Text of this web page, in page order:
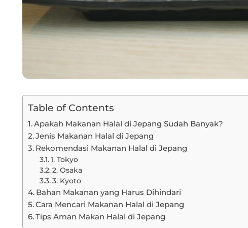
Table of Contents
Apakah Makanan Halal di Jepang Sudah Banyak?
Jenis Makanan Halal di Jepang
Rekomendasi Makanan Halal di Jepang
1. Tokyo
2. Osaka
3. Kyoto
Bahan Makanan yang Harus Dihindari
Cara Mencari Makanan Halal di Jepang
Tips Aman Makan Halal di Jepang